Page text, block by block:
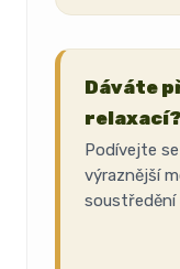
Dáváte
relaxací?
Podívejte
výraznější
soustředění